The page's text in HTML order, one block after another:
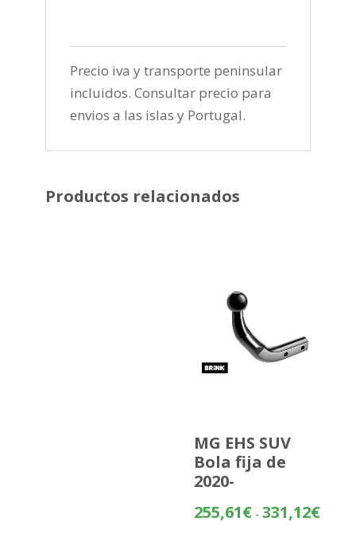
Precio iva y transporte peninsular
incluidos. Consultar precio para
envios a las islas y Portugal.
Productos relacionados
MG EHS SUV
Bola fija de
2020-
255,61€ - 331,12€Rango